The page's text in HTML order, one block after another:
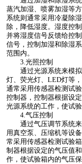
蒸汽加湿、喷雾加湿等
系统则通常采用冷凝除
除，降低湿度。湿度控
并将湿度信号反馈给控
信号，控制加湿和除湿
范围内。
3.光照控制
通过光源系统来模拟
灯、荧光灯、LED灯等
通常采用传感器检测试
控制器，控制器根据设
光源系统的工作，使试
4.气压控制
通过气压调节系统来
用真空泵、压缩机等设
常采用传感器检测试验
制器根据设定的气压值
作，使试验箱内的气压